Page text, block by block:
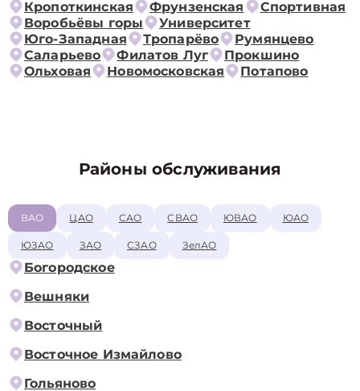
Кропоткинская
Фрунзенская
Спортивная
Воробьёвы горы
Университет
Юго-Западная
Тропарёво
Румянцево
Саларьево
Филатов Луг
Прокшино
Ольховая
Новомосковская Потапово
Районы обслуживания
ВАО ЦАО САО СВАО ЮВАО ЮАО
ЮЗАО ЗАО СЗАО ЗелАО
Богородское
Вешняки
Восточный
Восточное Измайлово
Гольяново